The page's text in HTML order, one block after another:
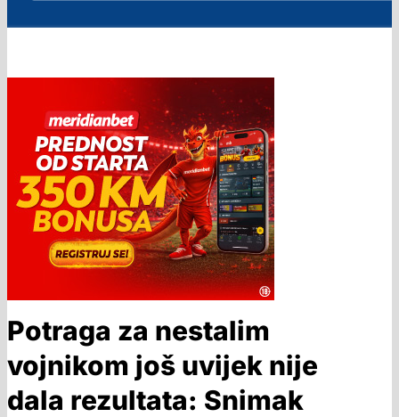
Potraga za nestalim
vojnikom još uvijek nije
dala rezultata: Snimak